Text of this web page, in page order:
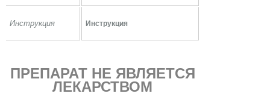
Инструкция Инструкция
ПРЕПАРАТ НЕ ЯВЛЯЕТСЯ
ЛЕКАРСТВОМ